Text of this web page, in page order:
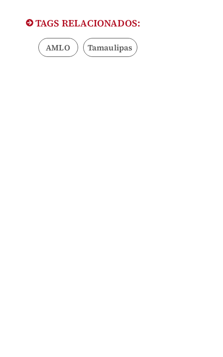
TAGS RELACIONADOS:
AMLO Tamaulipas